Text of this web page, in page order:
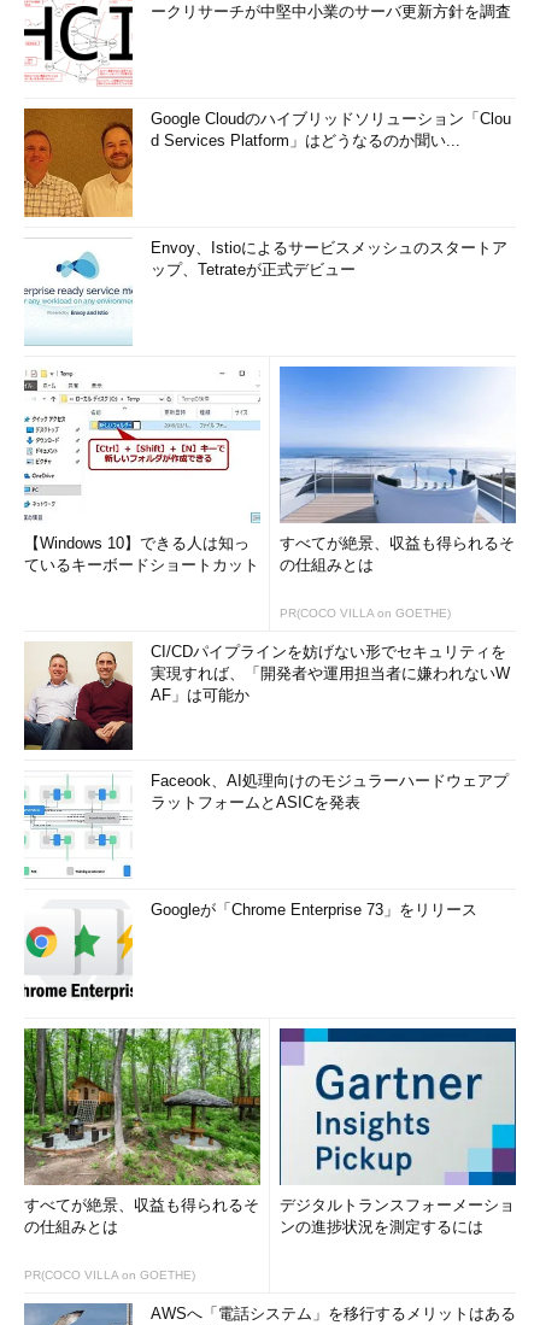
ークリサーチが中堅中小業のサーバ更新方針を調査
Google Cloudのハイブリッドソリューション「Clou
d Services Platform」はどうなるのか聞い...
Envoy、Istioによるサービスメッシュのスタートア
ップ、Tetrateが正式デビュー
【Windows 10】できる人は知っ
ているキーボードショートカット
すべてが絶景、収益も得られるそ
の仕組みとは
PR(COCO VILLA on GOETHE)
CI/CDパイプラインを妨げない形でセキュリティを
実現すれば、「開発者や運用担当者に嫌われないW
AF」は可能か
Faceook、AI処理向けのモジュラーハードウェアプ
ラットフォームとASICを発表
Googleが「Chrome Enterprise 73」をリリース
すべてが絶景、収益も得られるそ
の仕組みとは
PR(COCO VILLA on GOETHE)
デジタルトランスフォーメーショ
ンの進捗状況を測定するには
AWSへ「電話システム」を移行するメリットはある